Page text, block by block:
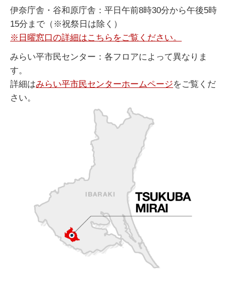
伊奈庁舎・谷和原庁舎：平日午前8時30分から午後5時
15分まで（※祝祭日は除く）
※日曜窓口の詳細はこちらをご覧ください。
みらい平市民センター：各フロアによって異なりま
す。
詳細はみらい平市民センターホームページをご覧くだ
さい。